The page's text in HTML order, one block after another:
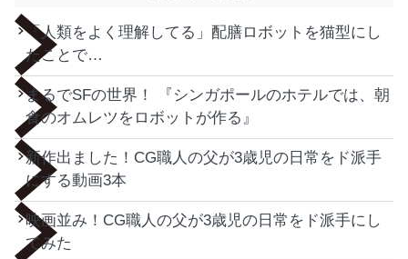
「人類をよく理解してる」配膳ロボットを猫型にし
たことで…
まるでSFの世界！ 『シンガポールのホテルでは、朝
食のオムレツをロボットが作る』
新作出ました！CG職人の父が3歳児の日常をド派手
にする動画3本
映画並み！CG職人の父が3歳児の日常をド派手にし
てみた